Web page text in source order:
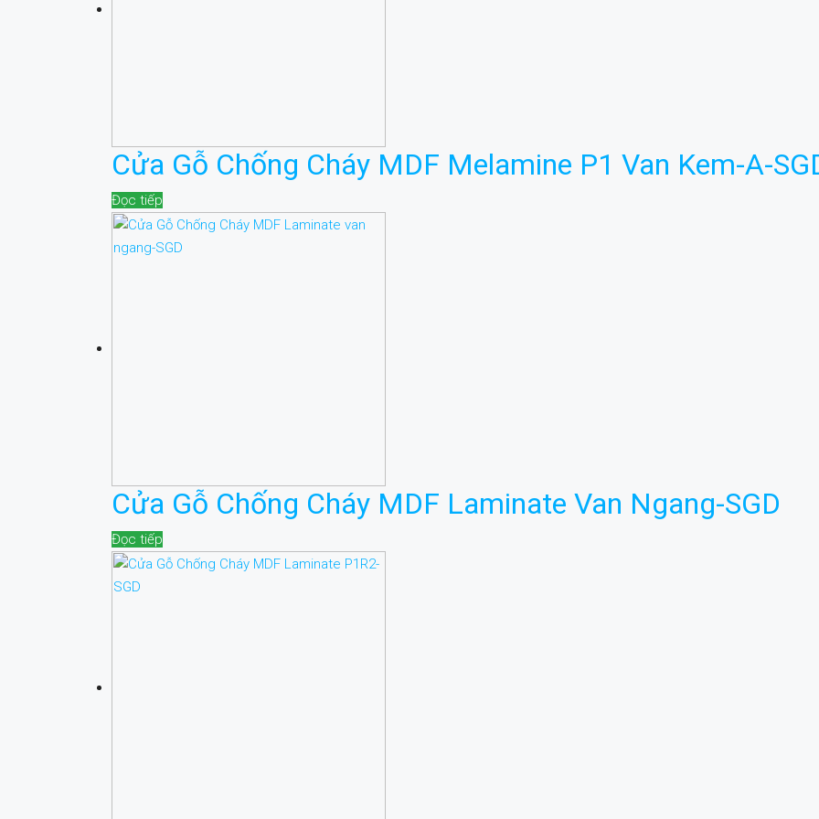
Cửa Gỗ Chống Cháy MDF Melamine P1 Van Kem-A-
Đọc tiếp
Cửa Gỗ Chống Cháy MDF Laminate Van Ngang-SGD
Đọc tiếp